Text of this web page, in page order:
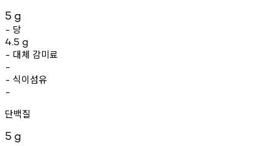
5 g
- 당
4.5 g
- 대체 감미료
-
- 식이섬유
-
단백질
5 g